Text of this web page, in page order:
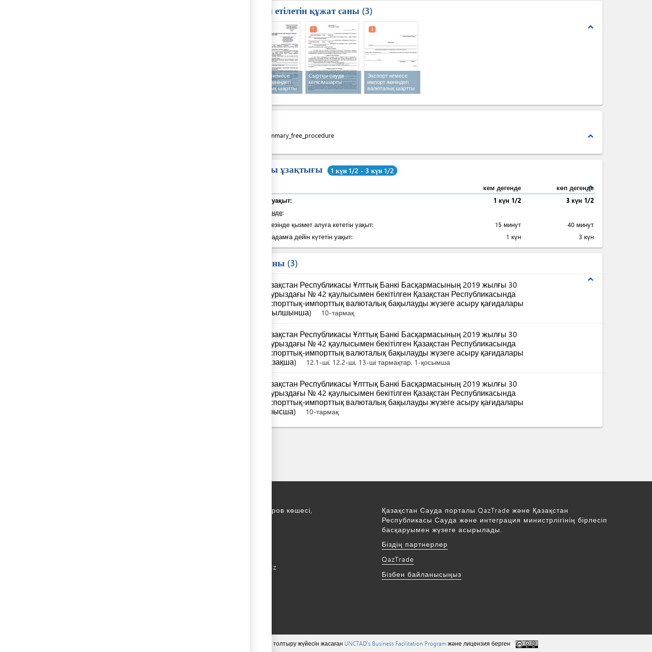
Талап етілетін құжат саны 3
expand_less
Экспорт немесе
импорт жөніндегі
валюталық шартты
валюталық
қабылдау туралы
Сыртқы сауда
келісімшарты
1
Экспорт немесе
импорт жөніндегі
валюталық шартты
валюталық
шығару туралы
3
expand_less
costs_summary_free_procedure
Жалпы ұзақтығы 1 күн 1/2 - 3 күн 1/2
expand_less
кем дегенде
көп дегенде
Жалпы уақыт:
1 күн 1/2
3 күн 1/2
оның ішінде:
Қадам кезінде қызмет алуға кететін уақыт:
15 минут
40 минут
Келесі қадамға дейін күтетін уақыт:
1 күн 3 күн
Заң саны 3
expand_less
Қазақстан Республикасы Ұлттық Банкі Басқармасының 2019 жылғы 30
наурыздағы № 42 қаулысымен бекітілген Қазақстан Республикасында
экспорттық-импорттық валюталық бақылауды жүзеге асыру қағидалары
(ағылшынша)
10-тармақ
Қазақстан Республикасы Ұлттық Банкі Басқармасының 2019 жылғы 30
наурыздағы № 42 қаулысымен бекітілген Қазақстан Республикасында
экспорттық-импорттық валюталық бақылауды жүзеге асыру қағидалары
(қазақша)
12.1-ші, 12.2-ші, 13-ші тармақтар, 1-қосымша
Қазақстан Республикасы Ұлттық Банкі Басқармасының 2019 жылғы 30
наурыздағы № 42 қаулысымен бекітілген Қазақстан Республикасында
экспорттық-импорттық валюталық бақылауды жүзеге асыру қағидалары
(орысша)
10-тармақ
Астана қ., С. Асфендияров көшесі,
kense@qaztrade.org.kz
Қазақстан Сауда порталы QazTrade және Қазақстан
Республикасы Сауда және интеграция министрлігінің бірлесіп
басқаруымен жүзеге асырылады.
Біздің партнерлер
QazTrade
Бізбен байланысыңыз
Өнімнің авторлық құқығы eRegulations тиесілі ©, мазмұнын толтыру жүйесін жасаған UNCTAD's Business Facilitation Programжәне лицензия берген